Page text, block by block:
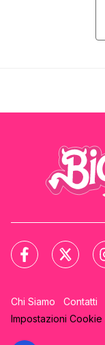
Chi Siamo Contatti
Impostazioni Cookie